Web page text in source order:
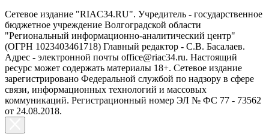
Сетевое издание "RIAC34.RU". Учредитель - государственное
бюджетное учреждение Волгоградской области
"Региональный информационно-аналитический центр"
(ОГРН 1023403461718) Главный редактор - С.В. Басалаев.
Адрес - электронной почты office@riac34.ru. Настоящий
ресурс может содержать материалы 18+. Сетевое издание
зарегистрировано Федеральной службой по надзору в сфере
связи, информационных технологий и массовых
коммуникаций. Регистрационный номер ЭЛ № ФС 77 - 73562
от 24.08.2018.